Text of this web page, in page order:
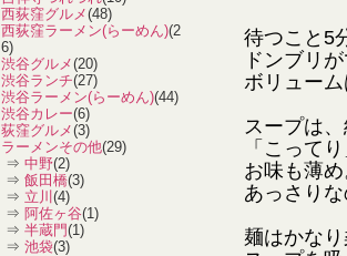
西荻窪グルメ(48)
西荻窪ラーメン(らーめん)(2
6)
渋谷グルメ(20)
渋谷ランチ(27)
渋谷ラーメン(らーめん)(44)
渋谷カレー(6)
荻窪グルメ(3)
ラーメンその他(29)
⇒ 中野(2)
⇒ 飯田橋(3)
⇒ 立川 (4)
⇒ 阿佐ヶ谷(1)
⇒ 半蔵門(1)
⇒ 池袋(3)
待つこと5
ドンブリ
ボリュー
スープは
「こって
お味も薄
あっさり
麺はかな